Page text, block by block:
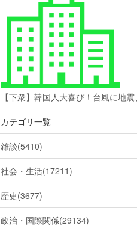
【下衆】韓国人大喜び！台風に地震
カテゴリ一覧
雑談(5410)
社会・生活(17211)
歴史(3677)
政治・国際関係(29134)